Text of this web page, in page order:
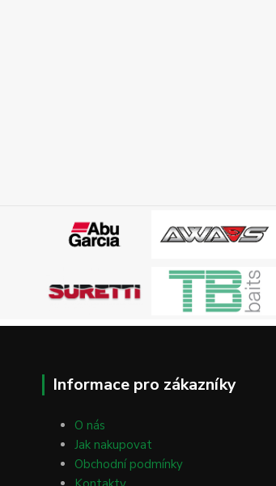
Informace pro zákazníky
O nás
Jak nakupovat
Obchodní podmínky